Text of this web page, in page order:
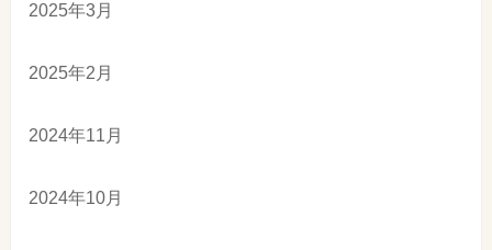
2025年3月
2025年2月
2024年11月
2024年10月